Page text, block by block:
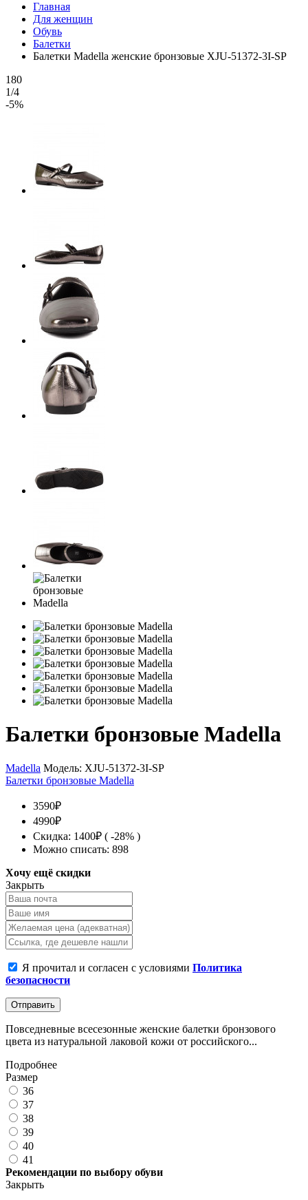
Главная
Для женщин
Обувь
Балетки
Балетки Madella женские бронзовые XJU-51372-3I-SP
180
1/4
-5%
Балетки бронзовые Madella
Madella Модель: XJU-51372-3I-SP
Балетки бронзовые Madella
3590₽
4990₽
Скидка: 1400₽ ( -28% )
Можно списать: 898
Хочу ещё скидки
Закрыть
Я прочитал и согласен с условиями Политика
безопасности
Отправить
Повседневные всесезонные женские балетки бронзового
цвета из натуральной лаковой кожи от российского...
Подробнее
Размер
36
37
38
39
40
41
Рекомендации по выбору обуви
Закрыть